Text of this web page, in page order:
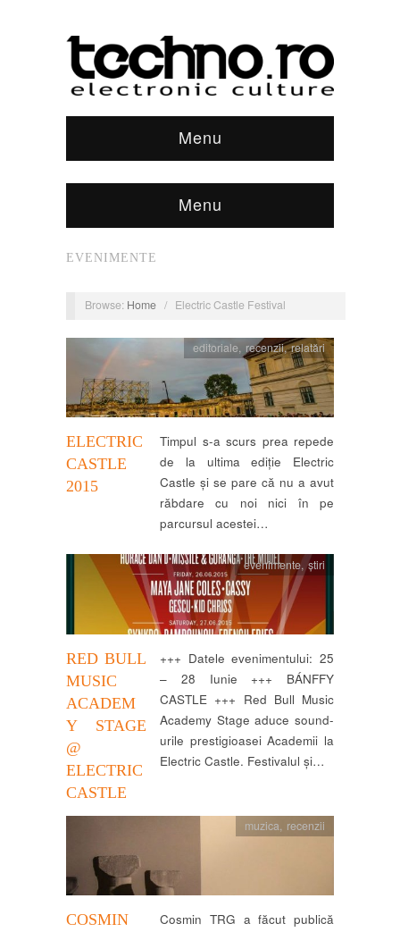
Menu
Menu
EVENIMENTE
Browse: Home / Electric Castle Festival
ELECTRIC
CASTLE
2015
editoriale, recenzii,relatări
Timpul s-a scurs prea repede
de la ultima ediție Electric
Castle și se pare că nu a avut
răbdare cu noi nici în pe
parcursul acestei…
RED BULL
MUSIC
ACADEM
Y STAGE
@
ELECTRIC
CASTLE
evenimente,știri
+++ Datele evenimentului: 25
– 28 Iunie +++ BÁNFFY
CASTLE +++ Red Bull Music
Academy Stage aduce sound-
urile prestigioasei Academii la
Electric Castle. Festivalul și…
COSMIN
muzica, recenzii
Cosmin TRG a făcut publică